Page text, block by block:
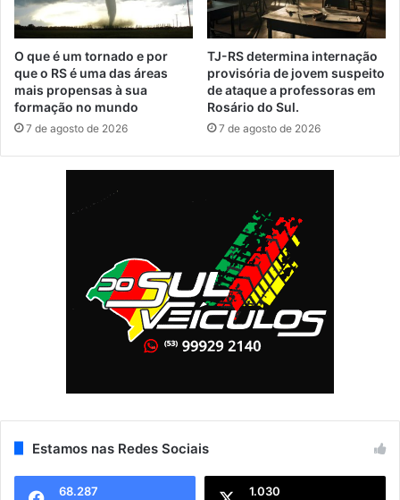
O que é um tornado e por
que o RS é uma das áreas
mais propensas à sua
formação no mundo
7 de agosto de 2026
TJ-RS determina internação
provisória de jovem suspeito
de ataque a professoras em
Rosário do Sul.
7 de agosto de 2026
Estamos nas Redes Sociais
68.287 1.030